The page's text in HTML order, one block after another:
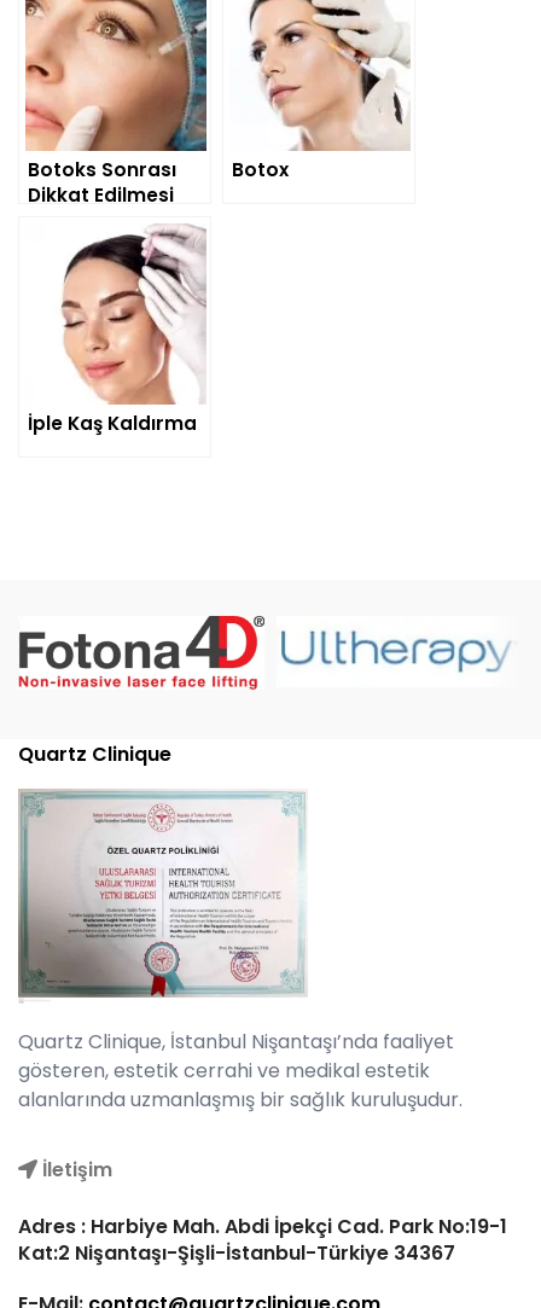
Botoks Sonrası
Dikkat Edilmesi
Gereken 10 Şey
Botox
İple Kaş Kaldırma
Quartz Clinique
Quartz Clinique, İstanbul Nişantaşı’nda faaliyet
gösteren, estetik cerrahi ve medikal estetik
alanlarında uzmanlaşmış bir sağlık kuruluşudur.
İletişim
Adres : Harbiye Mah. Abdi İpekçi Cad. Park No:19-1
Kat:2 Nişantaşı-Şişli-İstanbul-Türkiye 34367